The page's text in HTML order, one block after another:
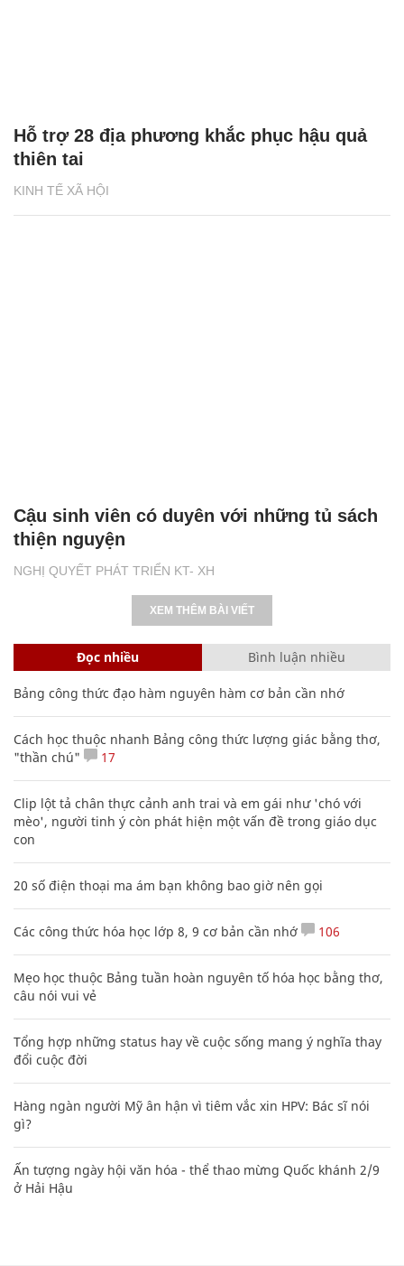
KINH TẾ XÃ HỘI
Hỗ trợ 28 địa phương khắc phục hậu quả
thiên tai
NGHỊ QUYẾT PHÁT TRIỂN KT- XH
Cậu sinh viên có duyên với những tủ sách
thiện nguyện
XEM THÊM BÀI VIẾT
Đọc nhiều Bình luận nhiều
Bảng công thức đạo hàm nguyên hàm cơ bản cần nhớ
Cách học thuộc nhanh Bảng công thức lượng giác bằng thơ,
"thần chú"
17
Clip lột tả chân thực cảnh anh trai và em gái như 'chó với
mèo', người tinh ý còn phát hiện một vấn đề trong giáo dục
con
20 số điện thoại ma ám bạn không bao giờ nên gọi
Các công thức hóa học lớp 8, 9 cơ bản cần nhớ 106
Mẹo học thuộc Bảng tuần hoàn nguyên tố hóa học bằng thơ,
câu nói vui vẻ
Tổng hợp những status hay về cuộc sống mang ý nghĩa thay
đổi cuộc đời
Hàng ngàn người Mỹ ân hận vì tiêm vắc xin HPV: Bác sĩ nói
gì?
Ấn tượng ngày hội văn hóa - thể thao mừng Quốc khánh 2/9
ở Hải Hậu